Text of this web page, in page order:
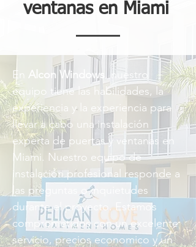
ventanas en Miami
En Alcon Windows , nuestro
equipo tiene las habilidades, la
experiencia y la experiencia para
llevar a cabo una instalación
experta de puertas y ventanas en
Miami. Nuestro equipo de
instalación profesional responde a
las preguntas o inquietudes
durante el proyecto. Estamos
comprometidos con un excelente
servicio, precios economico y un